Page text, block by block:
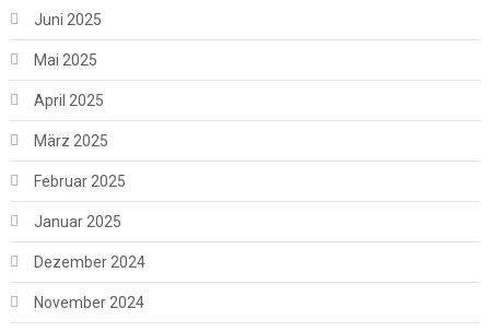
Juni 2025
Mai 2025
April 2025
März 2025
Februar 2025
Januar 2025
Dezember 2024
November 2024